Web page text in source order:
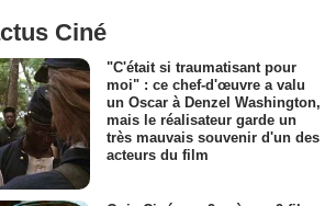
Ciné
"C'était si traumatisant pour
moi" : ce chef-d'œuvre a valu
un Oscar à Denzel Washington,
mais le réalisateur garde un
très mauvais souvenir d'un des
acteurs du film